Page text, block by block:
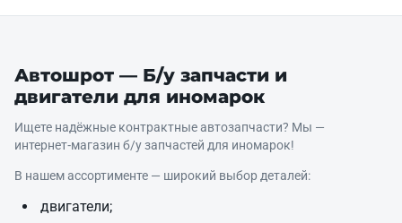
Автошрот — Б/у запчасти и
двигатели для иномарок
Ищете надёжные контрактные автозапчасти? Мы —
интернет‑магазин б/у запчастей для иномарок!
В нашем ассортименте — широкий выбор деталей:
двигатели;